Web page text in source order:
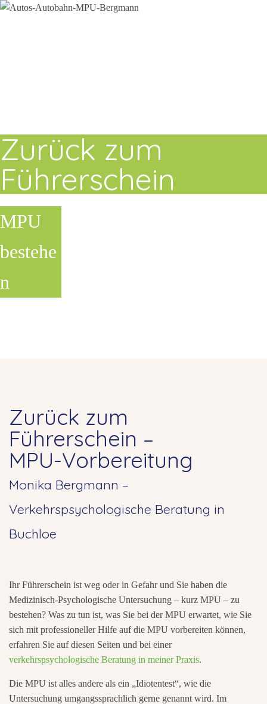
Zurück zum
Führerschein
MPU
bestehe
n
Zurück zum
Führerschein –
MPU-Vorbereitung
Monika Bergmann –
Verkehrspsychologische Beratung in
Buchloe
Ihr Führerschein ist weg oder in Gefahr und Sie haben die
Medizinisch-Psychologische Untersuchung – kurz MPU – zu
bestehen? Was zu tun ist, was Sie bei der MPU erwartet, wie Sie
sich mit professioneller Hilfe auf die MPU vorbereiten können,
erfahren Sie auf diesen Seiten und bei einer
verkehrspsychologische Beratung in meiner Praxis.
Die MPU ist alles andere als ein „Idiotentest“, wie die
Untersuchung umgangssprachlich gerne genannt wird. Im